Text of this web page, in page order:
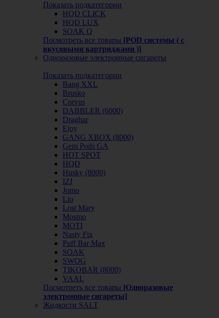
Показать подкатегории
HQD CLICK
HQD LUX
SOAK Q
Посмотреть все товары [POD системы ( с
вкусовыми картриджами )]
Одноразовые электронные сигареты
Показать подкатегории
Bang XXL
Brusko
Corvus
DABBLER (6000)
Dragbar
Ejoy
GANG XBOX (8000)
Gem Pods GA
HOT SPOT
HQD
Husky (8000)
IZI
Jomo
Lio
Lost Mary
Mosmo
MOTI
Nasty Fix
Puff Bar Max
SOAK
SWOG
TIKOBAR (8000)
VAAL
Посмотреть все товары [Одноразовые
электронные сигареты]
Жидкости SALT